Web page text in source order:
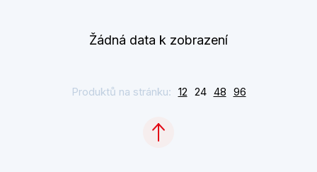
Žádná data k zobrazení
Produktů na stránku: 12 24 48 96